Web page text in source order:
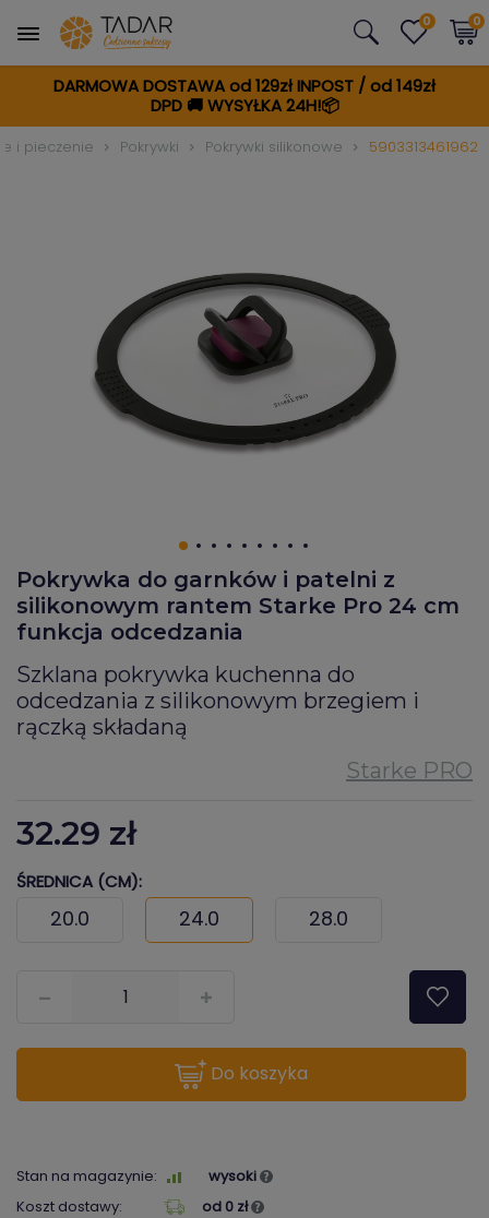
DARMOWA DOSTAWA od 129zł INPOST / od 149zł
DPD🚚WYSYŁKA 24H!📦
0 0
i pieczenie Pokrywki Pokrywki silikonowe 5903313461962
Pokrywka do garnków i patelni z
silikonowym rantem Starke Pro 24 cm
funkcja odcedzania
Szklana pokrywka kuchenna do
odcedzania z silikonowym brzegiem i
rączką składaną
32.29 zł
ŚREDNICA (CM):
20.0 24.0 28.0
do koszyka
Stan na magazynie:
wysoki
Koszt dostawy:
od 0 zł